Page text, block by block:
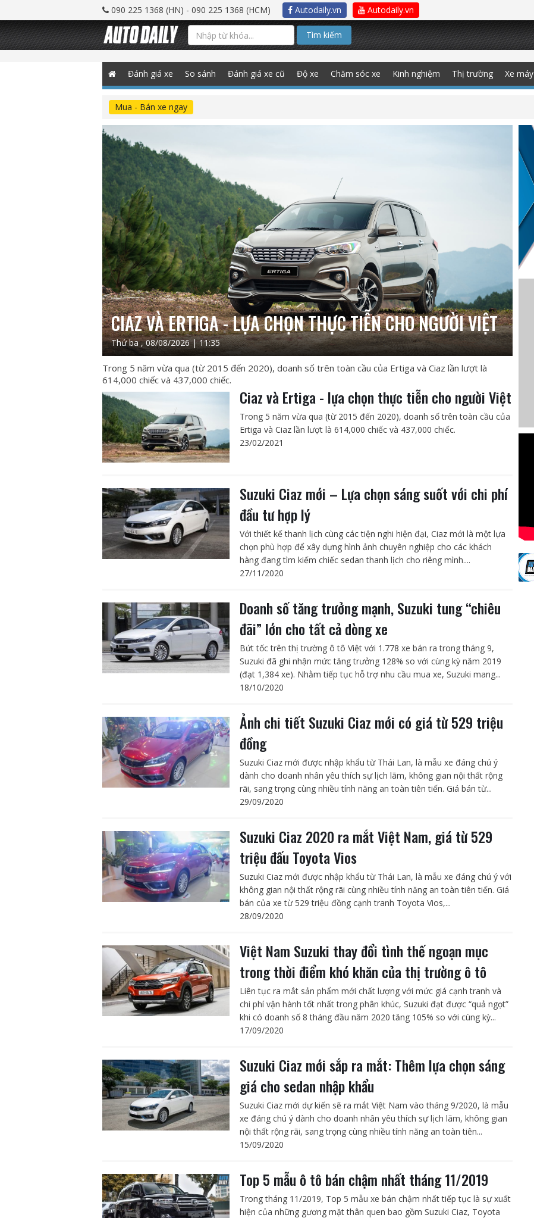
090 225 1368 (HN) - 090 225 1368 (HCM) Autodaily.vn Autodaily.vn
Tìm kiếm
Đánh giá xe So sánh Đánh giá xe cũ Độ xe Chăm sóc xe Kinh nghiệm Thị trường Xe máy
Mua - Bán xe ngay
CIAZ VÀ ERTIGA - LỰA CHỌN THỰC TIỄN CHO NGƯỜI VIỆT
Thứ ba , 08/08/2026 | 11:35
Trong 5 năm vừa qua (từ 2015 đến 2020), doanh số trên toàn cầu của Ertiga và Ciaz lần lượt là
614,000 chiếc và 437,000 chiếc.
Ciaz và Ertiga - lựa chọn thực tiễn cho người Việt
Trong 5 năm vừa qua (từ 2015 đến 2020), doanh số trên toàn cầu của
Ertiga và Ciaz lần lượt là 614,000 chiếc và 437,000 chiếc.
23/02/2021
Suzuki Ciaz mới – Lựa chọn sáng suốt với chi phí
đầu tư hợp lý
Với thiết kế thanh lịch cùng các tiện nghi hiện đại, Ciaz mới là một lựa
chọn phù hợp để xây dựng hình ảnh chuyên nghiệp cho các khách
hàng đang tìm kiếm chiếc sedan thanh lịch cho riêng mình....
27/11/2020
Doanh số tăng trưởng mạnh, Suzuki tung “chiêu
đãi” lớn cho tất cả dòng xe
Bứt tốc trên thị trường ô tô Việt với 1.778 xe bán ra trong tháng 9,
Suzuki đã ghi nhận mức tăng trưởng 128% so với cùng kỳ năm 2019
(đạt 1,384 xe). Nhằm tiếp tục hỗ trợ nhu cầu mua xe, Suzuki mang...
18/10/2020
Ảnh chi tiết Suzuki Ciaz mới có giá từ 529 triệu
đồng
Suzuki Ciaz mới được nhập khẩu từ Thái Lan, là mẫu xe đáng chú ý
dành cho doanh nhân yêu thích sự lịch lãm, không gian nội thất rộng
rãi, sang trọng cùng nhiều tính năng an toàn tiên tiến. Giá bán từ...
29/09/2020
Suzuki Ciaz 2020 ra mắt Việt Nam, giá từ 529
triệu đấu Toyota Vios
Suzuki Ciaz mới được nhập khẩu từ Thái Lan, là mẫu xe đáng chú ý với
không gian nội thất rộng rãi cùng nhiều tính năng an toàn tiên tiến. Giá
bán của xe từ 529 triệu đồng cạnh tranh Toyota Vios,...
28/09/2020
Việt Nam Suzuki thay đổi tình thế ngoạn mục
trong thời điểm khó khăn của thị trường ô tô
Liên tục ra mắt sản phẩm mới chất lượng với mức giá cạnh tranh và
chi phí vận hành tốt nhất trong phân khúc, Suzuki đạt được “quả ngọt”
khi có doanh số 8 tháng đầu năm 2020 tăng 105% so với cùng kỳ...
17/09/2020
Suzuki Ciaz mới sắp ra mắt: Thêm lựa chọn sáng
giá cho sedan nhập khẩu
Suzuki Ciaz mới dự kiến sẽ ra mắt Việt Nam vào tháng 9/2020, là mẫu
xe đáng chú ý dành cho doanh nhân yêu thích sự lịch lãm, không gian
nội thất rộng rãi, sang trọng cùng nhiều tính năng an toàn tiên...
15/09/2020
Top 5 mẫu ô tô bán chậm nhất tháng 11/2019
Trong tháng 11/2019, Top 5 mẫu xe bán chậm nhất tiếp tục là sự xuất
hiện của những gương mặt thân quen bao gồm Suzuki Ciaz, Toyota